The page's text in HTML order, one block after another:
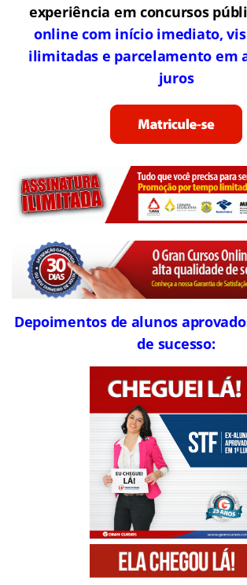
experiência em concursos
online com início imediato,
ilimitadas e parcelamento em
juros
Depoimentos de alunos
de sucesso: